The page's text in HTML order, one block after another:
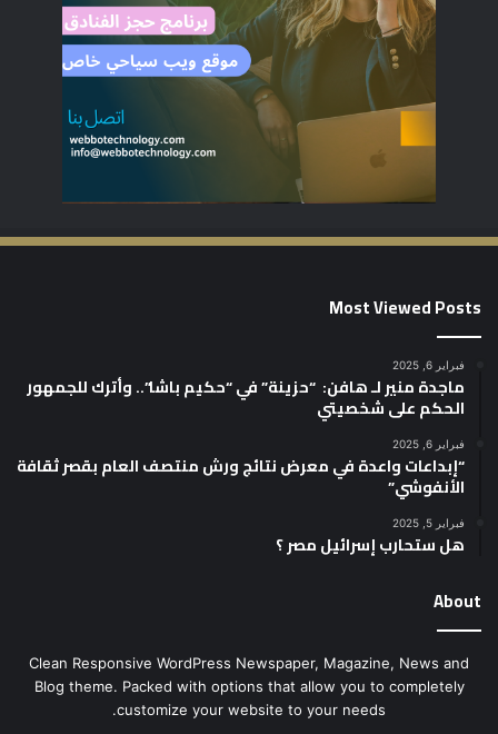
Most Viewed Posts
فبراير 6, 2025
ماجدة منير لـ هافن: “حزينة” في “حكيم باشا”.. وأترك للجمهور
الحكم على شخصيتي
فبراير 6, 2025
“إبداعات واعدة في معرض نتائج ورش منتصف العام بقصر ثقافة
الأنفوشي”
فبراير 5, 2025
هل ستحارب إسرائيل مصر ؟
About
Clean Responsive WordPress Newspaper, Magazine, News and
Blog theme. Packed with options that allow you to completely
customize your website to your needs.